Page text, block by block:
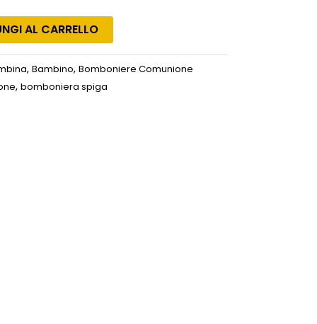
AL CARRELLO
,Bambino,Bomboniere Comunione
,bomboniera spiga